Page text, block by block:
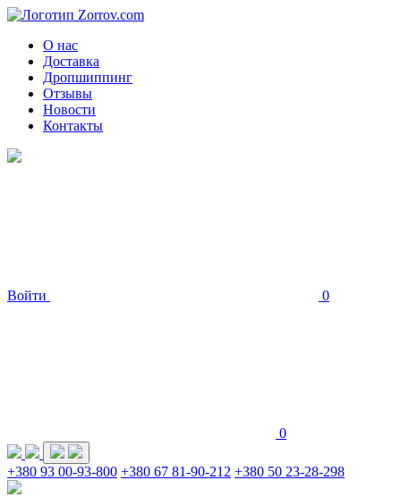
О нас
Доставка
Дропшиппинг
Отзывы
Новости
Контакты
Войти 0
0
+380 93 00-93-800 +380 67 81-90-212 +380 50 23-28-298